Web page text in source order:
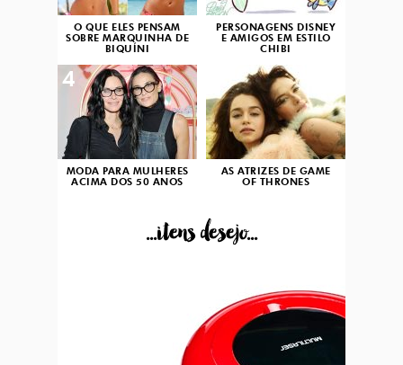
O QUE ELES PENSAM
SOBRE MARQUINHA DE
BIQUÍNI
PERSONAGENS DISNEY
E AMIGOS EM ESTILO
CHIBI
MODA PARA MULHERES
ACIMA DOS 50 ANOS
4
AS ATRIZES DE GAME
OF THRONES
...itens desejo...